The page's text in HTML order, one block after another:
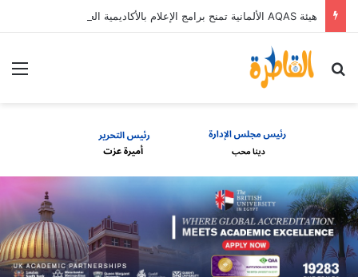
بحث عن